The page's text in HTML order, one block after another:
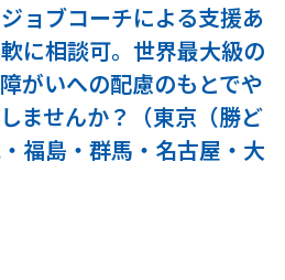
ョブコーチによる支援あ
に相談可。世界最大級の
がいへの配慮のもとでや
ませんか？（東京（勝ど
福島・群馬・名古屋・大